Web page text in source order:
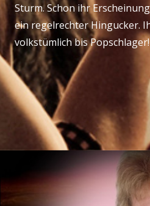
Sturm. Schon ihr
ein regelrechter Hingucker.
volkstümlich bis Popschlager!